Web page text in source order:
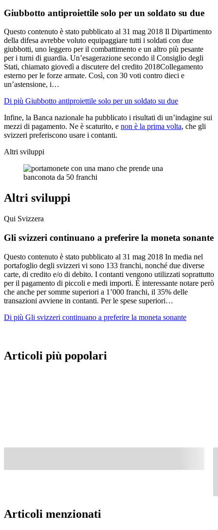
Giubbotto antiproiettile solo per un soldato su due
Questo contenuto è stato pubblicato al 31 mag 2018 Il Dipartimento
della difesa avrebbe voluto equipaggiare tutti i soldati con due
giubbotti, uno leggero per il combattimento e un altro più pesante
per i turni di guardia. Un’esagerazione secondo il Consiglio degli
Stati, chiamato giovedì a discutere del credito 2018Collegamento
esterno per le forze armate. Così, con 30 voti contro dieci e
un’astensione, i…
Di più Giubbotto antiproiettile solo per un soldato su due
Infine, la Banca nazionale ha pubblicato i risultati di un’indagine sui
mezzi di pagamento. Ne è scaturito, e non è la prima volta, che gli
svizzeri preferiscono usare i contanti.
Altri sviluppi
Altri sviluppi
Qui Svizzera
Gli svizzeri continuano a preferire la moneta sonante
Questo contenuto è stato pubblicato al 31 mag 2018 In media nel
portafoglio degli svizzeri vi sono 133 franchi, nonché due diverse
carte, di credito e/o di debito. I contanti vengono utilizzati soprattutto
per il pagamento di piccoli e medi importi. È interessante notare però
che anche per somme superiori a 1’000 franchi, il 35% delle
transazioni avviene in contanti. Per le spese superiori…
Di più Gli svizzeri continuano a preferire la moneta sonante
Articoli più popolari
Articoli menzionati